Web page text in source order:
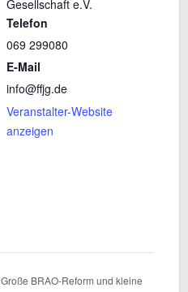
Gesellschaft e.V.
Telefon
069 299080
E-Mail
info@ffjg.de
Veranstalter-Website
anzeigen
Große BRAO-Reform und kleine